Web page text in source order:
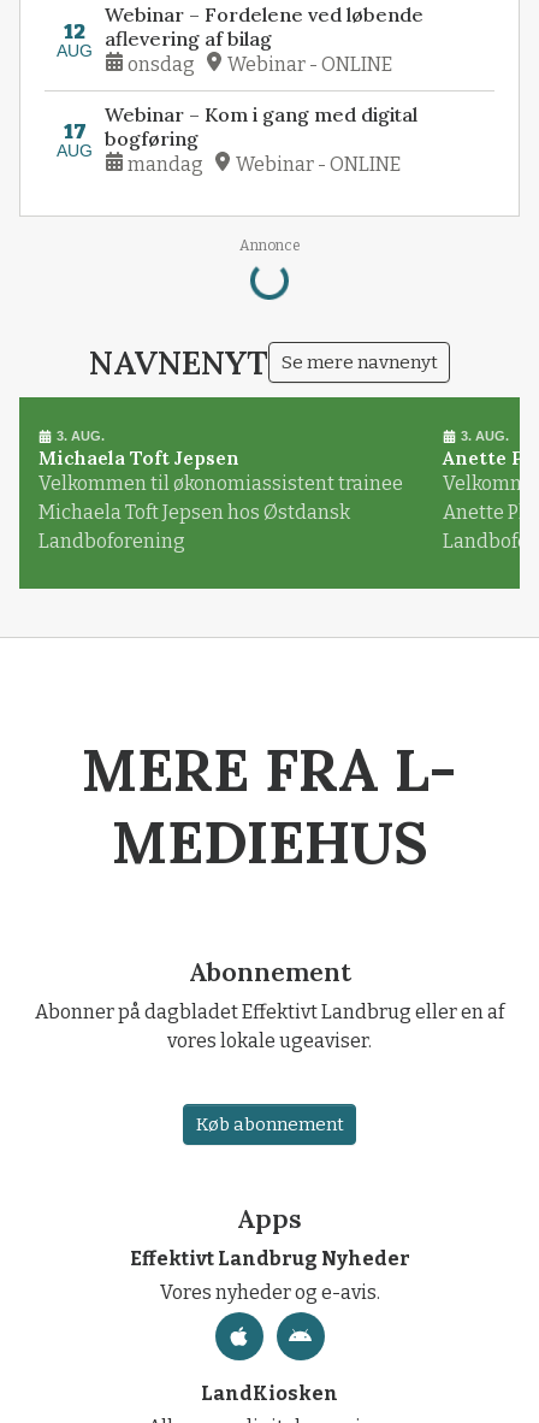
12
AUG
Webinar – Fordelene ved løbende
aflevering af bilag
onsdag Webinar - ONLINE
17
AUG
Webinar – Kom i gang med digital
bogføring
mandag Webinar - ONLINE
Annonce
Loading...
NAVNENYT Se mere navnenyt
3. AUG.
Michaela Toft Jepsen
Velkommen til økonomiassistent trainee
Michaela Toft Jepsen hos Østdansk
Landboforening
3. AUG.
Anette
Anette
MERE FRA L-
MEDIEHUS
Abonnement
Abonner på dagbladet Effektivt Landbrug eller en af
vores lokale ugeaviser.
Køb abonnement
Apps
Effektivt Landbrug Nyheder
Vores nyheder og e-avis.
LandKiosken